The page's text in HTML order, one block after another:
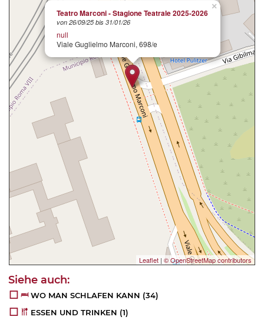
×
Teatro Marconi - Stagione Teatrale 2025-2026
von 26/09/25 bis 31/01/26
null
Viale Guglielmo Marconi, 698/e
Leaflet | © OpenStreetMap contributors
WO MAN SCHLAFEN KANN (34)
ESSEN UND TRINKEN (1)